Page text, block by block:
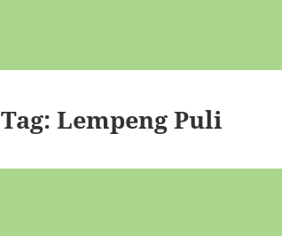
Tag:Lempeng Puli